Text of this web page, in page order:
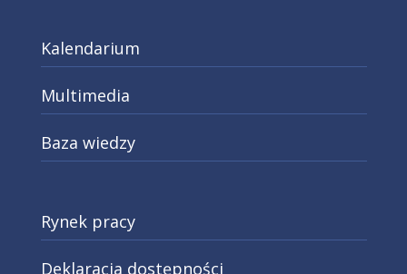
Kalendarium
Multimedia
Baza wiedzy
Rynek pracy
Deklaracja dostępności